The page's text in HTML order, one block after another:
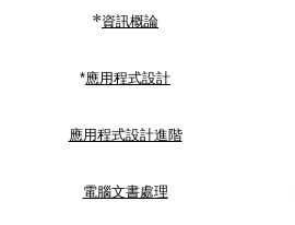
*資訊概論
*應用程式設計
應用程式設計進階
電腦文書處理